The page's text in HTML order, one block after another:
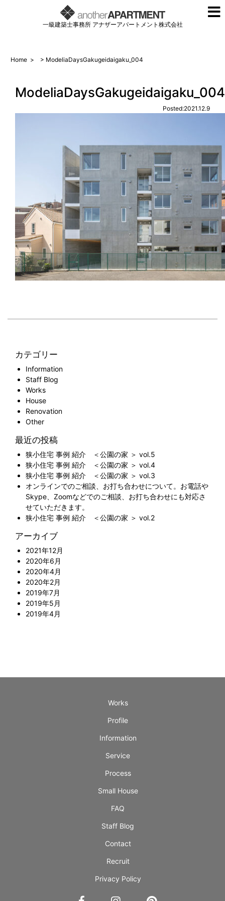
一級建築士事務所 アナザーアパートメント株式会社
Home > > ModeliaDaysGakugeidaigaku_004
ModeliaDaysGakugeidaigaku_004
Posted:2021.12.9
カテゴリー
Information
Staff Blog
Works
House
Renovation
Other
最近の投稿
狭小住宅 事例 紹介 ＜公園の家 ＞ vol.5
狭小住宅 事例 紹介 ＜公園の家 ＞ vol.4
狭小住宅 事例 紹介 ＜公園の家 ＞ vol.3
オンラインでのご相談、お打ち合わせについて。お電話や
Skype、Zoomなどでのご相談、お打ち合わせにも対応さ
せていただきます。
狭小住宅 事例 紹介 ＜公園の家 ＞ vol.2
アーカイブ
2021年12月
2020年6月
2020年4月
2020年2月
2019年7月
2019年5月
2019年4月
Works
Profile
Information
Service
Process
Small House
FAQ
Staff Blog
Contact
Recruit
Privacy Policy